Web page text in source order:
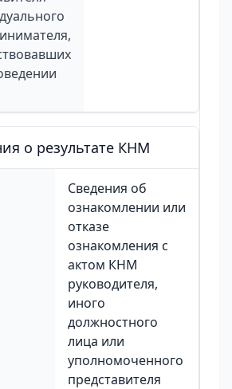
о результате КНМ
Сведения об
ознакомлении или
отказе
ознакомления с
актом КНМ
руководителя,
иного
должностного
лица или
уполномоченного
представителя